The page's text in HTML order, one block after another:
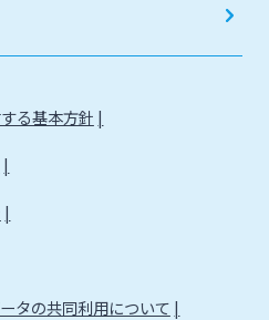
る基本方針
タの共同利用について